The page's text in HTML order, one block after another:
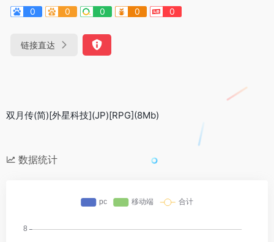
0
0 0 0 0
链接直达
双月传(简)[外星科技](JP)[RPG](8Mb)
数据统计